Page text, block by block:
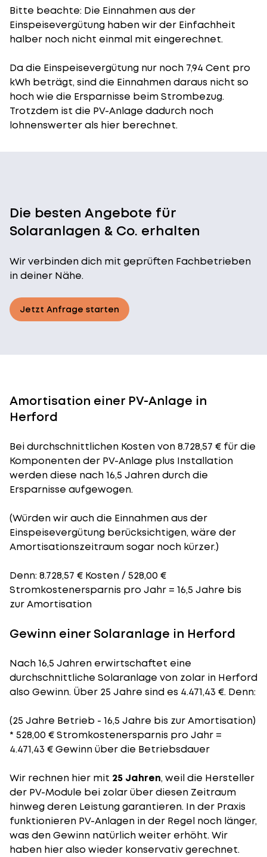
Bitte beachte: Die Einnahmen aus der
Einspeisevergütung haben wir der Einfachheit
halber noch nicht einmal mit eingerechnet.
Da die Einspeisevergütung nur noch 7,94 Cent pro
kWh beträgt, sind die Einnahmen daraus nicht so
hoch wie die Ersparnisse beim Strombezug.
Trotzdem ist die PV-Anlage dadurch noch
lohnenswerter als hier berechnet.
Die besten Angebote für
Solaranlagen & Co. erhalten
Wir verbinden dich mit geprüften Fachbetrieben
in deiner Nähe.
Jetzt Anfrage starten
Amortisation einer PV-Anlage in
Herford
Bei durchschnittlichen Kostenvon 8.728,57 € für die
Komponenten der PV-Anlage plus Installation
werden diese nach 16,5 Jahren durch die
Ersparnisse aufgewogen.
(Würden wir auch die Einnahmen aus der
Einspeisevergütung berücksichtigen, wäre der
Amortisationszeitraumsogar noch kürzer.)
Denn: 8.728,57 € Kosten / 528,00 €
Stromkostenersparnis pro Jahr = 16,5 Jahre bis
zur Amortisation
Gewinn einer Solaranlage in Herford
Nach 16,5 Jahren erwirtschaftet eine
durchschnittliche Solaranlage von zolar in Herford
also Gewinn. Über 25 Jahre sind es 4.471,43 €. Denn:
(25 Jahre Betrieb - 16,5 Jahre bis zur Amortisation)
* 528,00 € Stromkostenersparnis pro Jahr =
4.471,43 € Gewinn über die Betriebsdauer
Wir rechnen hier mit 25 Jahren, weil die Hersteller
der PV-Module bei zolar über diesen Zeitraum
hinweg deren Leistung garantieren. In der Praxis
funktionieren PV-Anlagen in der Regel noch länger,
was den Gewinn natürlich weiter erhöht. Wir
haben hier also wieder konservativ gerechnet.